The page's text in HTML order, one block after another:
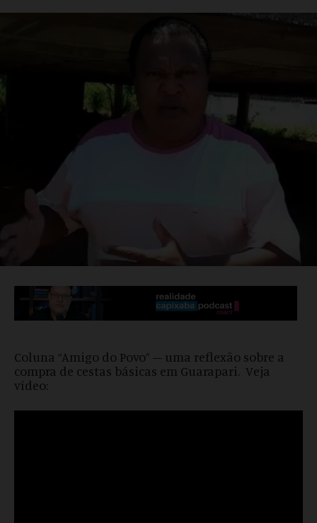
Coluna “Amigo do Povo” – uma reflexão sobre a
compra de cestas básicas em Guarapari. Veja
vídeo: